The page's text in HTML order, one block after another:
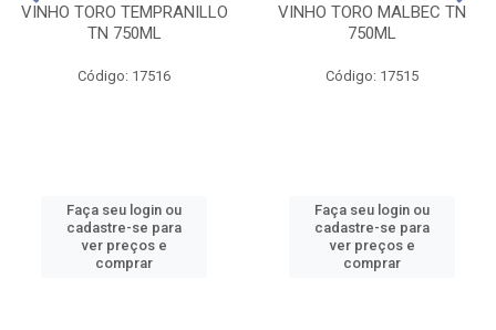
VINHO TORO TEMPRANILLO
TN 750ML
Código: 17516
Faça seu login ou
cadastre-se para
ver preços e
comprar
VINHO TORO MALBEC TN
750ML
Código: 17515
Faça seu login ou
cadastre-se para
ver preços e
comprar